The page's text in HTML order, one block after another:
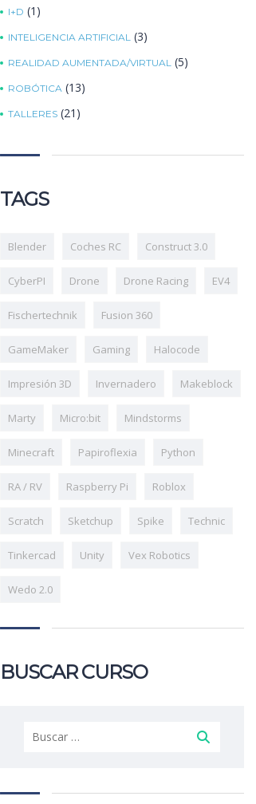
I+D (1)
INTELIGENCIA ARTIFICIAL (3)
REALIDAD AUMENTADA/VIRTUAL (5)
ROBÓTICA (13)
TALLERES (21)
TAGS
Blender Coches RC Construct 3.0
CyberPI Drone Drone Racing EV4
Fischertechnik Fusion 360
GameMaker Gaming Halocode
Impresión 3D Invernadero Makeblock
Marty Micro:bit Mindstorms
Minecraft Papiroflexia Python
RA / RV Raspberry Pi Roblox
Scratch Sketchup Spike Technic
Tinkercad Unity Vex Robotics
Wedo 2.0
BUSCAR CURSO
Buscar: